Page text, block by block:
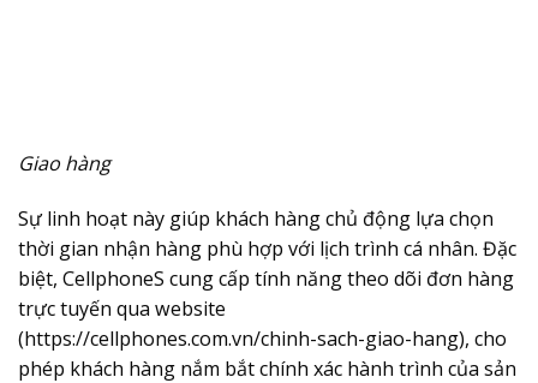
Giao hàng
Sự linh hoạt này giúp khách hàng chủ động lựa chọn
thời gian nhận hàng phù hợp với lịch trình cá nhân. Đặc
biệt, CellphoneS cung cấp tính năng theo dõi đơn hàng
trực tuyến qua website
(https://cellphones.com.vn/chinh-sach-giao-hang), cho
phép khách hàng nắm bắt chính xác hành trình của sản